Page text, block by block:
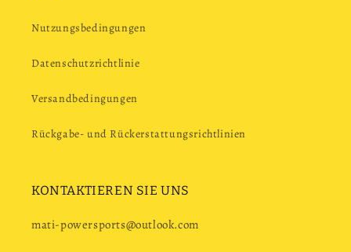
Nutzungsbedingungen
Datenschutzrichtlinie
Versandbedingungen
Rückgabe- und Rückerstattungsrichtlinien
KONTAKTIEREN SIE UNS
mati-powersports@outlook.com